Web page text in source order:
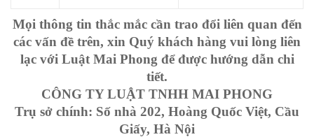
Mọi thông tin thắc mắc cần trao đổi liên quan đến
các vấn đề trên, xin Quý khách hàng vui lòng liên
lạc với Luật Mai Phong để được hướng dẫn chi
tiết.
CÔNG TY LUẬT TNHH MAI PHONG
Trụ sở chính: Số nhà 202, Hoàng Quốc Việt, Cầu
Giấy, Hà Nội